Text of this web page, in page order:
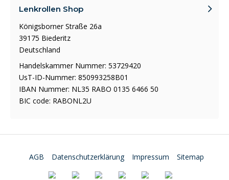
Lenkrollen Shop
Königsborner Straße 26a
39175 Biederitz
Deutschland
Handelskammer Nummer: 53729420
UsT-ID-Nummer: 850993258B01
IBAN Nummer: NL35 RABO 0135 6466 50
BIC code: RABONL2U
AGB Datenschutzerklärung Impressum Sitemap